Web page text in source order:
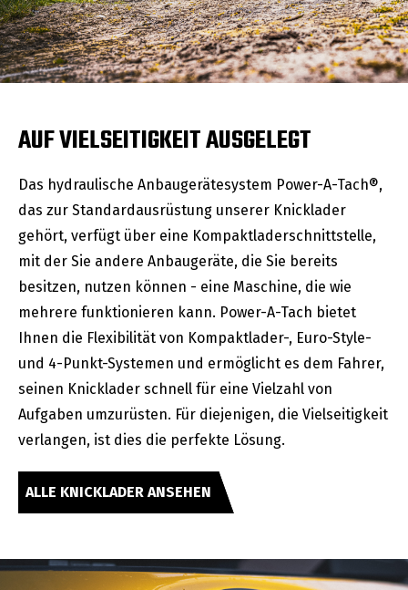
AUF VIELSEITIGKEIT AUSGELEGT
Das hydraulische Anbaugerätesystem Power-A-Tach®,
das zur Standardausrüstung unserer Knicklader
gehört, verfügt über eine Kompaktladerschnittstelle,
mit der Sie andere Anbaugeräte, die Sie bereits
besitzen, nutzen können - eine Maschine, die wie
mehrere funktionieren kann. Power-A-Tach bietet
Ihnen die Flexibilität von Kompaktlader-, Euro-Style-
und 4-Punkt-Systemen und ermöglicht es dem Fahrer,
seinen Knicklader schnell für eine Vielzahl von
Aufgaben umzurüsten. Für diejenigen, die Vielseitigkeit
verlangen, ist dies die perfekte Lösung.
ALLE KNICKLADER ANSEHEN